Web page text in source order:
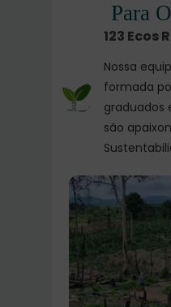
Para
123 Ecos
Nossa
formada
graduados
são